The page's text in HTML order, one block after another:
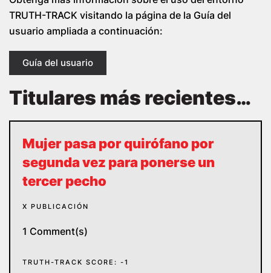
TRUTH-TRACK visitando la página de la Guía del
usuario ampliada a continuación:
Guía del usuario
Titulares más recientes…
Mujer pasa por quirófano por
segunda vez para ponerse un
tercer pecho
X PUBLICACIÓN
1 Comment(s)
TRUTH-TRACK SCORE: -1